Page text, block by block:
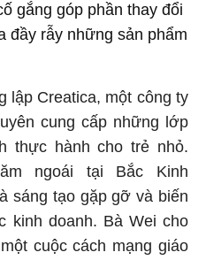
gắng góp phần thay đổi
đầy rẫy những sản phẩm
lập Creatica, một công ty
cung cấp những lớp
thực hành cho trẻ nhỏ.
ngoái tại Bắc Kinh
sáng tạo gặp gỡ và biến
kinh doanh. Bà Wei cho
cuộc cách mạng giáo